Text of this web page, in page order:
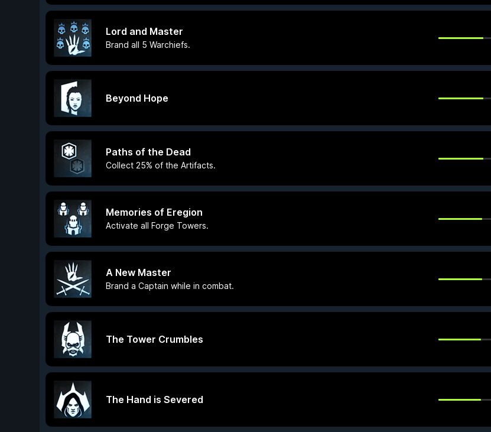
Lord and Master
Brand all 5 Warchiefs.
Beyond Hope
Paths of the Dead
Collect 25% of the Artifacts.
Memories of Eregion
Activate all Forge Towers.
A New Master
Brand a Captain while in combat.
The Tower Crumbles
The Hand is Severed